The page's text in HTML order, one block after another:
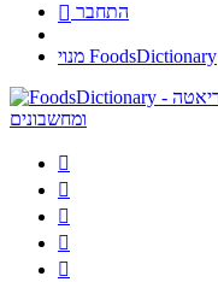
 התחבר
מנוי FoodsDictionary




